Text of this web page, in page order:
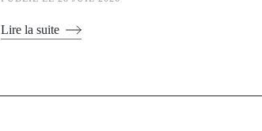
Lire la suite